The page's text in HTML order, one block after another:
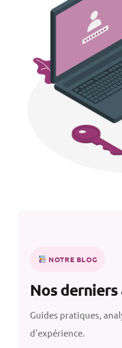
NOTRE BLOG
Nos
Guides pratiques,
d'expérience.